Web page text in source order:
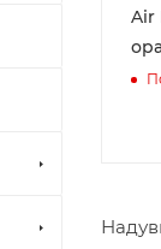
Air